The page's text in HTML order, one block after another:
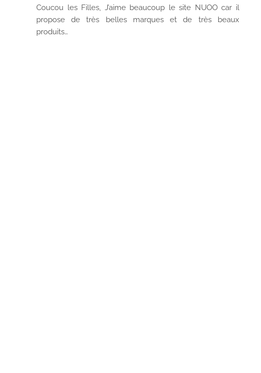
Coucou les Filles, J’aime beaucoup le site NUOO car il
propose de très belles marques et de très beaux
produits…